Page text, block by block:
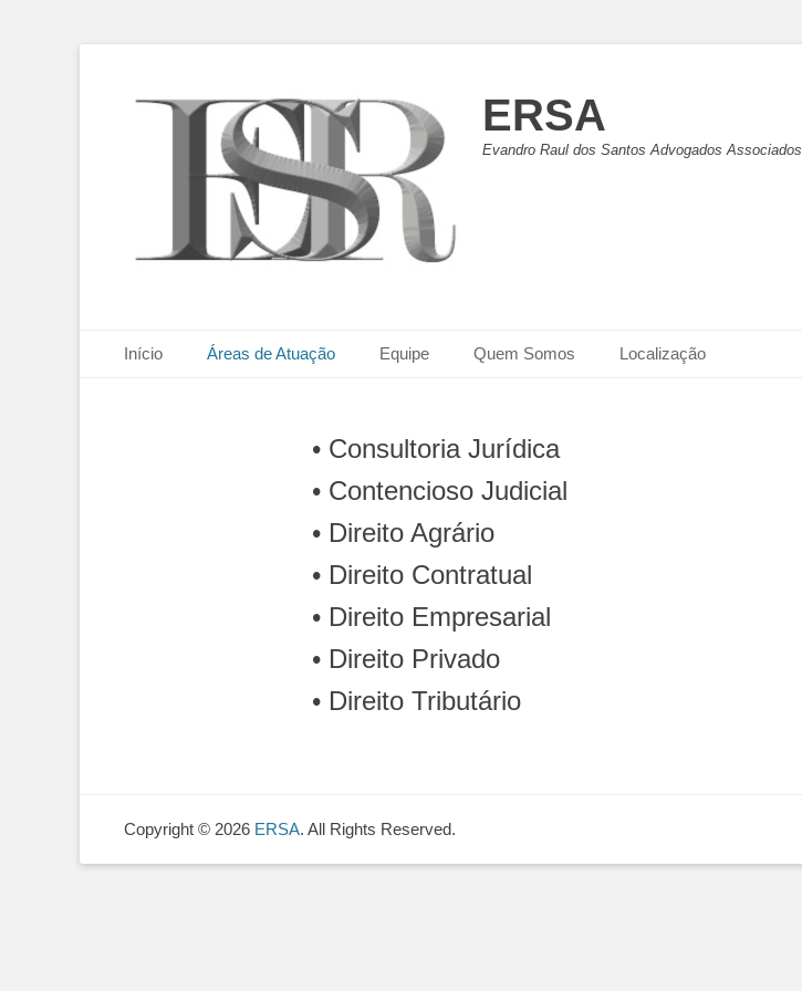
ERSA
Evandro Raul dos Santos Advogados Associados
Menu principal
para
Início Áreas de Atuação Equipe Quem Somos Localização
• Consultoria Jurídica
• Contencioso Judicial
• Direito Agrário
• Direito Contratual
• Direito Empresarial
• Direito Privado
• Direito Tributário
Copyright © 2026 ERSA. All Rights Reserved.